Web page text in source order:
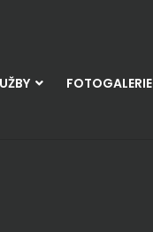
FOTOGALERIE